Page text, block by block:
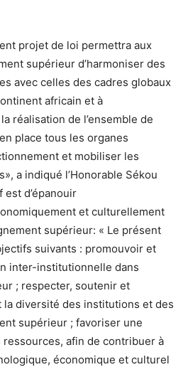
projet de loi permettra aux
supérieur d’harmoniser des
avec celles des cadres globaux
africain et à
réalisation de l’ensemble de
place tous les organes
et mobiliser les
a indiqué l’Honorable Sékou
est d’épanouir
et culturellement
supérieur: « Le présent
suivants : promouvoir et
inter-institutionnelle dans
; respecter, soutenir et
la diversité des institutions et des
supérieur ; favoriser une
afin de contribuer à
économique et culturel